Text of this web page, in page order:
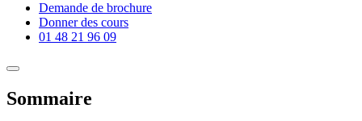
Demande de brochure
Donner des cours
01 48 21 96 09
Sommaire